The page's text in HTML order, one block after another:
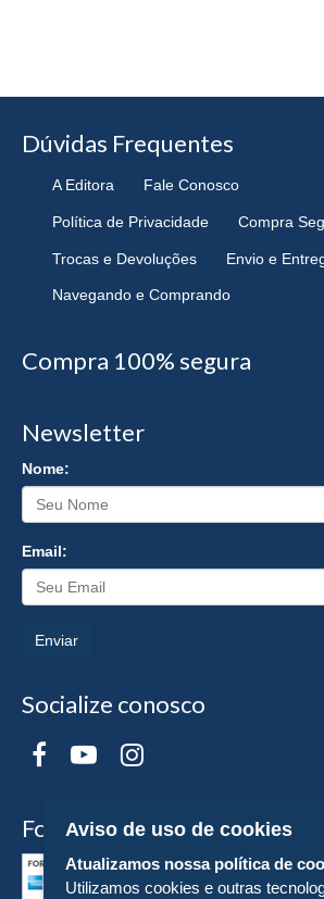
Dúvidas Frequentes
A Editora Fale Conosco
Política de Privacidade Compra
Trocas e Devoluções Envio e
Navegando e Comprando
Compra 100% segura
Newsletter
Nome:
Email:
Enviar
Socialize conosco
Formas de Pagamento
Aviso de uso de cookies
Atualizamos nossa política de
Utilizamos cookies e outras